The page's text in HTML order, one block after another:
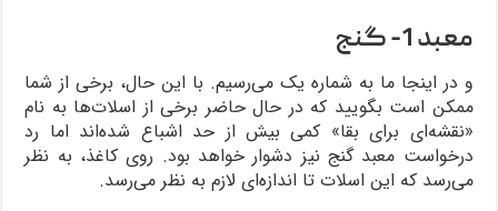
معبد 1- گنج
و در اینجا ما به شماره یک می‌رسیم. با این حال، برخی از شما
ممکن است بگویید که در حال حاضر برخی از اسلات‌ها به نام
«نقشه‌ای برای بقا» کمی بیش از حد اشباع شده‌اند اما رد
درخواست معبد گنج نیز دشوار خواهد بود. روی کاغذ، به نظر
می‌رسد که این اسلات تا اندازه‌ای لازم به نظر می‌رسد.